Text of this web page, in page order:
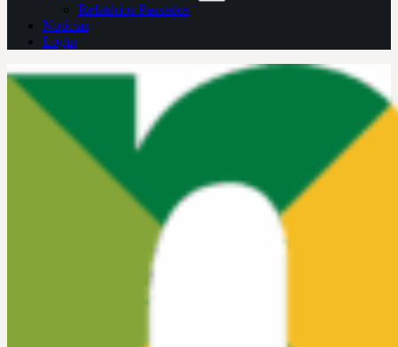
Relatórios Passados
Notícias
Login